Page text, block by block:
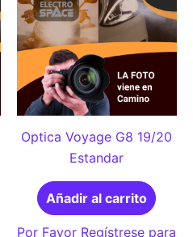
Optica Voyage G8 19/20
Estandar
Añadir al carrito
Por Favor Regístrese para